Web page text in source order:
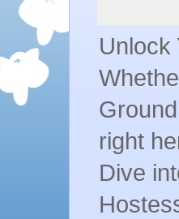
Unlock
right
Dive